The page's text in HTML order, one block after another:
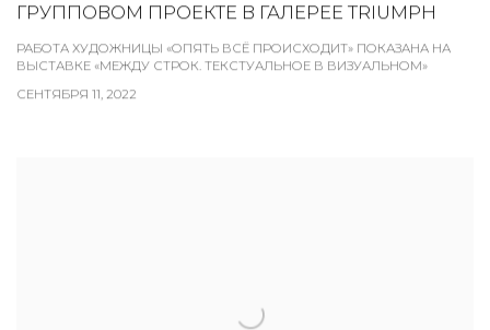
ГРУППОВОМ ПРОЕКТЕ В ГАЛЕРЕЕ TRIUMPH
РАБОТА ХУДОЖНИЦЫ «ОПЯТЬ ВСЁ ПРОИСХОДИТ» ПОКАЗАНА НА
ВЫСТАВКЕ «МЕЖДУ СТРОК. ТЕКСТУАЛЬНОЕ В ВИЗУАЛЬНОМ»
СЕНТЯБРЯ 11, 2022